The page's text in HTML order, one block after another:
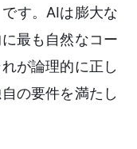
す。AIは膨大な
最も自然なコー
が論理的に正し
の要件を満たし